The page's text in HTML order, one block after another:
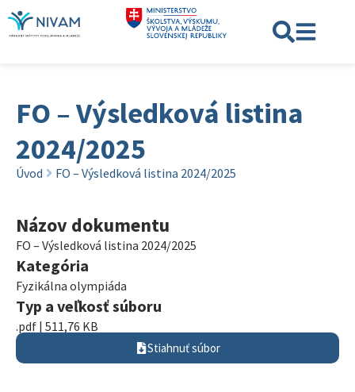
FO – Výsledková listina
2024/2025
Úvod FO – Výsledková listina 2024/2025
Názov dokumentu
FO – Výsledková listina 2024/2025
Kategória
Fyzikálna olympiáda
Typ a veľkosť súboru
.pdf | 511,76 KB
Stiahnuť súbor